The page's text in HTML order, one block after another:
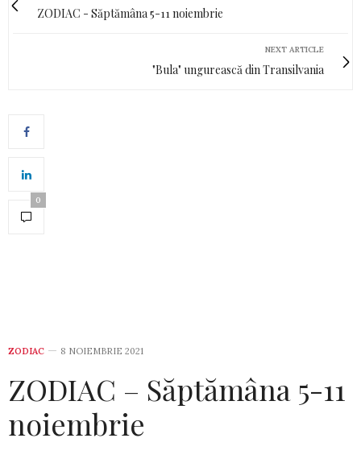
ZODIAC - Săptămâna 5-11 noiembrie
NEXT ARTICLE
"Bula" ungurească din Transilvania
0
ZODIAC 8 NOIEMBRIE 2021
ZODIAC – Săptămâna 5-11
noiembrie